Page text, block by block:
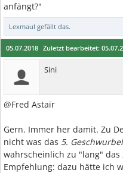
anfängt?"
Lexmaul gefällt das.
05.07.2018 Zuletzt bearbeitet:
Sini
@Fred Astair
Gern. Immer her damit. Zu
nicht was das 5. Geschwurbel
wahrscheinlich zu "lang"
Empfehlung: dazu hätte ich